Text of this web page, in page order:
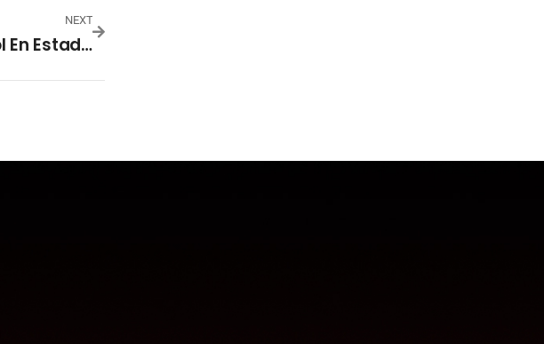
NEXT
Habrá Cerveza Con Alcohol En Estadios Durante El Mundial Qatar 2022